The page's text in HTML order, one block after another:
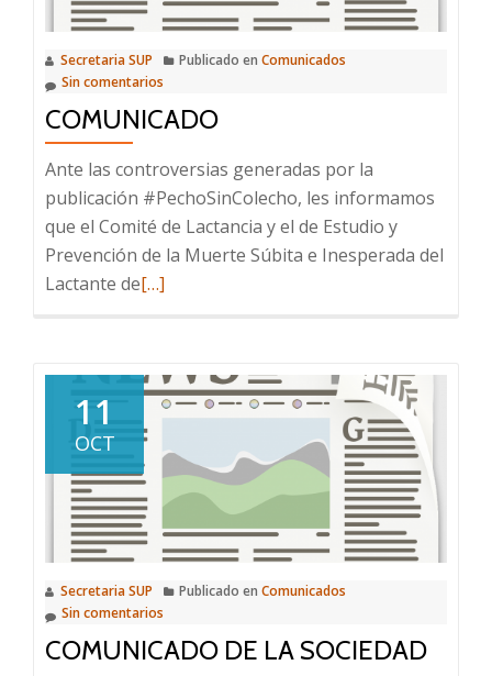
Secretaria SUP Publicado en Comunicados
Sin comentarios
COMUNICADO
Ante las controversias generadas por la
publicación #PechoSinColecho, les informamos
que el Comité de Lactancia y el de Estudio y
Prevención de la Muerte Súbita e Inesperada del
Lactante deLeer
[…]
11
OCT
Secretaria SUP Publicado en Comunicados
Sin comentarios
COMUNICADO DE LA SOCIEDAD